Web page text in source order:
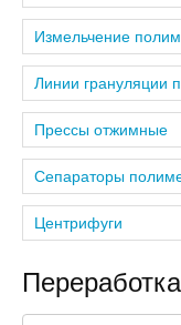
Измельчение
Линии грануляции
Прессы отжимные
Сепараторы
Центрифуги